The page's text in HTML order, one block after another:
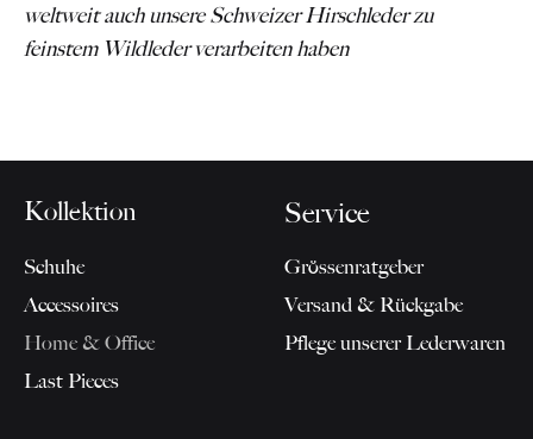
weltweit auch unsere Schweizer Hirschleder zu
feinstem Wildleder verarbeiten haben
Kollektion
Schuhe
Accessoires
Home & Office
Last Pieces
Service
Grössenratgeber
Versand & Rückgabe
Pflege unserer Lederwaren